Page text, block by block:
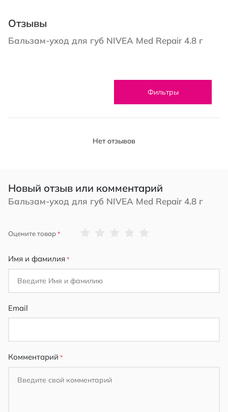
Отзывы
Бальзам-уход для губ NIVEA Med Repair 4.8 г
Фильтры
Нет отзывов
Новый отзыв или комментарий
Бальзам-уход для губ NIVEA Med Repair 4.8 г
Оцените товар
Имя и фамилия
Email
Комментарий